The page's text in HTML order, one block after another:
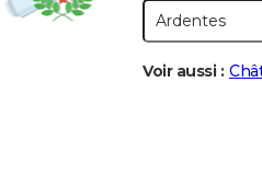
Voir aussi :